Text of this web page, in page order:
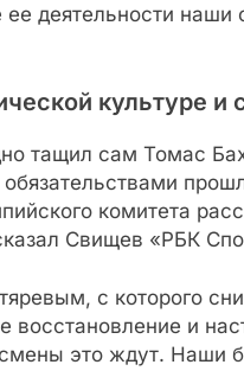
деятельности
культуре и
тащил сам Томас
комитета
Свищев «РБК
с которого
и
это ждут. Наши